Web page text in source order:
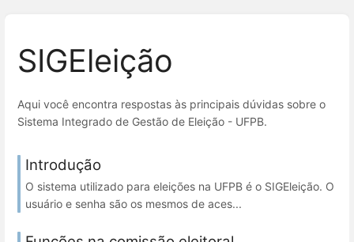
SIGEleição
Aqui você encontra respostas às principais dúvidas sobre o
Sistema Integrado de Gestão de Eleição - UFPB.
Introdução
O sistema utilizado para eleições na UFPB é o SIGEleição. O
usuário e senha são os mesmos de aces...